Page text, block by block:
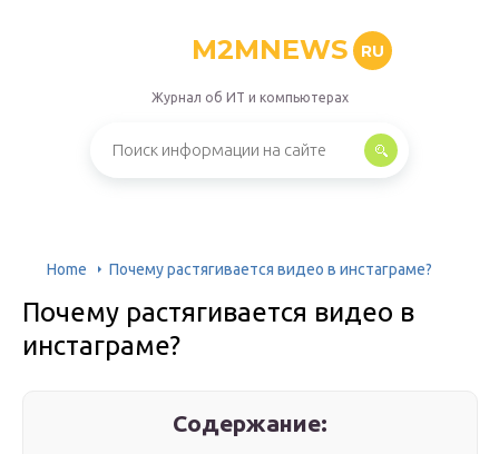
M2MNEWS RU
Журнал об ИТ и компьютерах
Home Почему растягивается видео в инстаграме?
Почему растягивается видео в
инстаграме?
Содержание: